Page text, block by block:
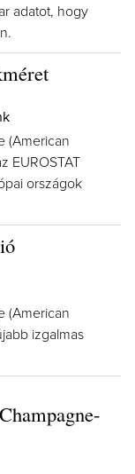
adatot, hogy
(American
EUROSTAT
országok
(American
izgalmas